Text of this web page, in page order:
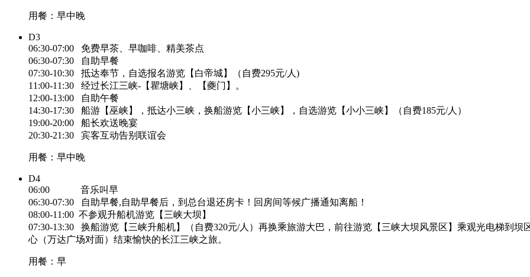
用餐：早中晚
D3
06:30-07:00 免费早茶、早咖啡、精美茶点
06:30-07:30 自助早餐
07:30-10:30 抵达奉节，自选报名游览【白帝城】（自费295元/人)
11:00-11:30 经过长江三峡-【瞿塘峡】、【夔门】。
12:00-13:00 自助午餐
14:30-17:30 船游【巫峡】，抵达小三峡，换船游览【小三峡】，自选游览【小小三峡】（自费185元/人）
19:00-20:00 船长欢送晚宴
20:30-21:30 宾客互动告别联谊会
用餐：早中晚
D4
06:00 音乐叫早
06:30-07:30 自助早餐,自助早餐后，到总台退还房卡！回房间等候广播通知离船！
08:00-11:00 不参观升船机游览【三峡大坝】
07:30-13:30 换船游览【三峡升船机】（自费320元/人）再换乘旅游大巴，前往游览【三峡大坝风景区】乘观光电梯到
心（万达广场对面）结束愉快的长江三峡之旅。
用餐：早